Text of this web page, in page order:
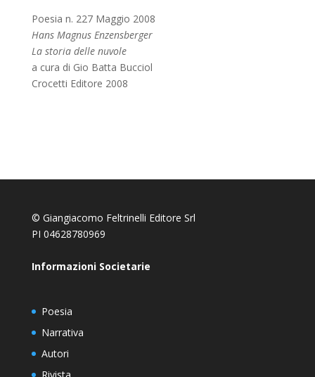
Poesia n. 227 Maggio 2008
Hans Magnus Enzensberger
La storia delle nuvole
a cura di Gio Batta Bucciol
Crocetti Editore 2008
© Giangiacomo Feltrinelli Editore Srl
PI 04628780969
Informazioni Societarie
Poesia
Narrativa
Autori